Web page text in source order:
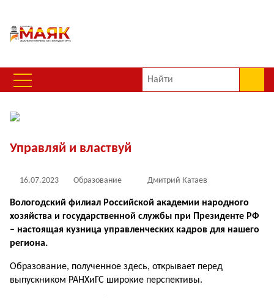
Управляй и властвуй
16.07.2023 Образование Дмитрий Катаев
Вологодский филиал Российской академии народного
хозяйства и государственной службы при Президенте РФ
– настоящая кузница управленческих кадров для нашего
региона.
Образование, полученное здесь, открывает перед
выпускни­ком РАНХиГС широкие перспективы.